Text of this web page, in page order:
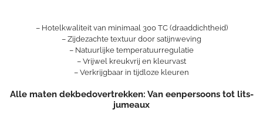
– Hotelkwaliteit van minimaal 300 TC (draaddichtheid)
– Zijdezachte textuur door satijnweving
– Natuurlijke temperatuurregulatie
– Vrijwel kreukvrij en kleurvast
– Verkrijgbaar in tijdloze kleuren
Alle maten dekbedovertrekken: Van eenpersoons tot lits-
jumeaux